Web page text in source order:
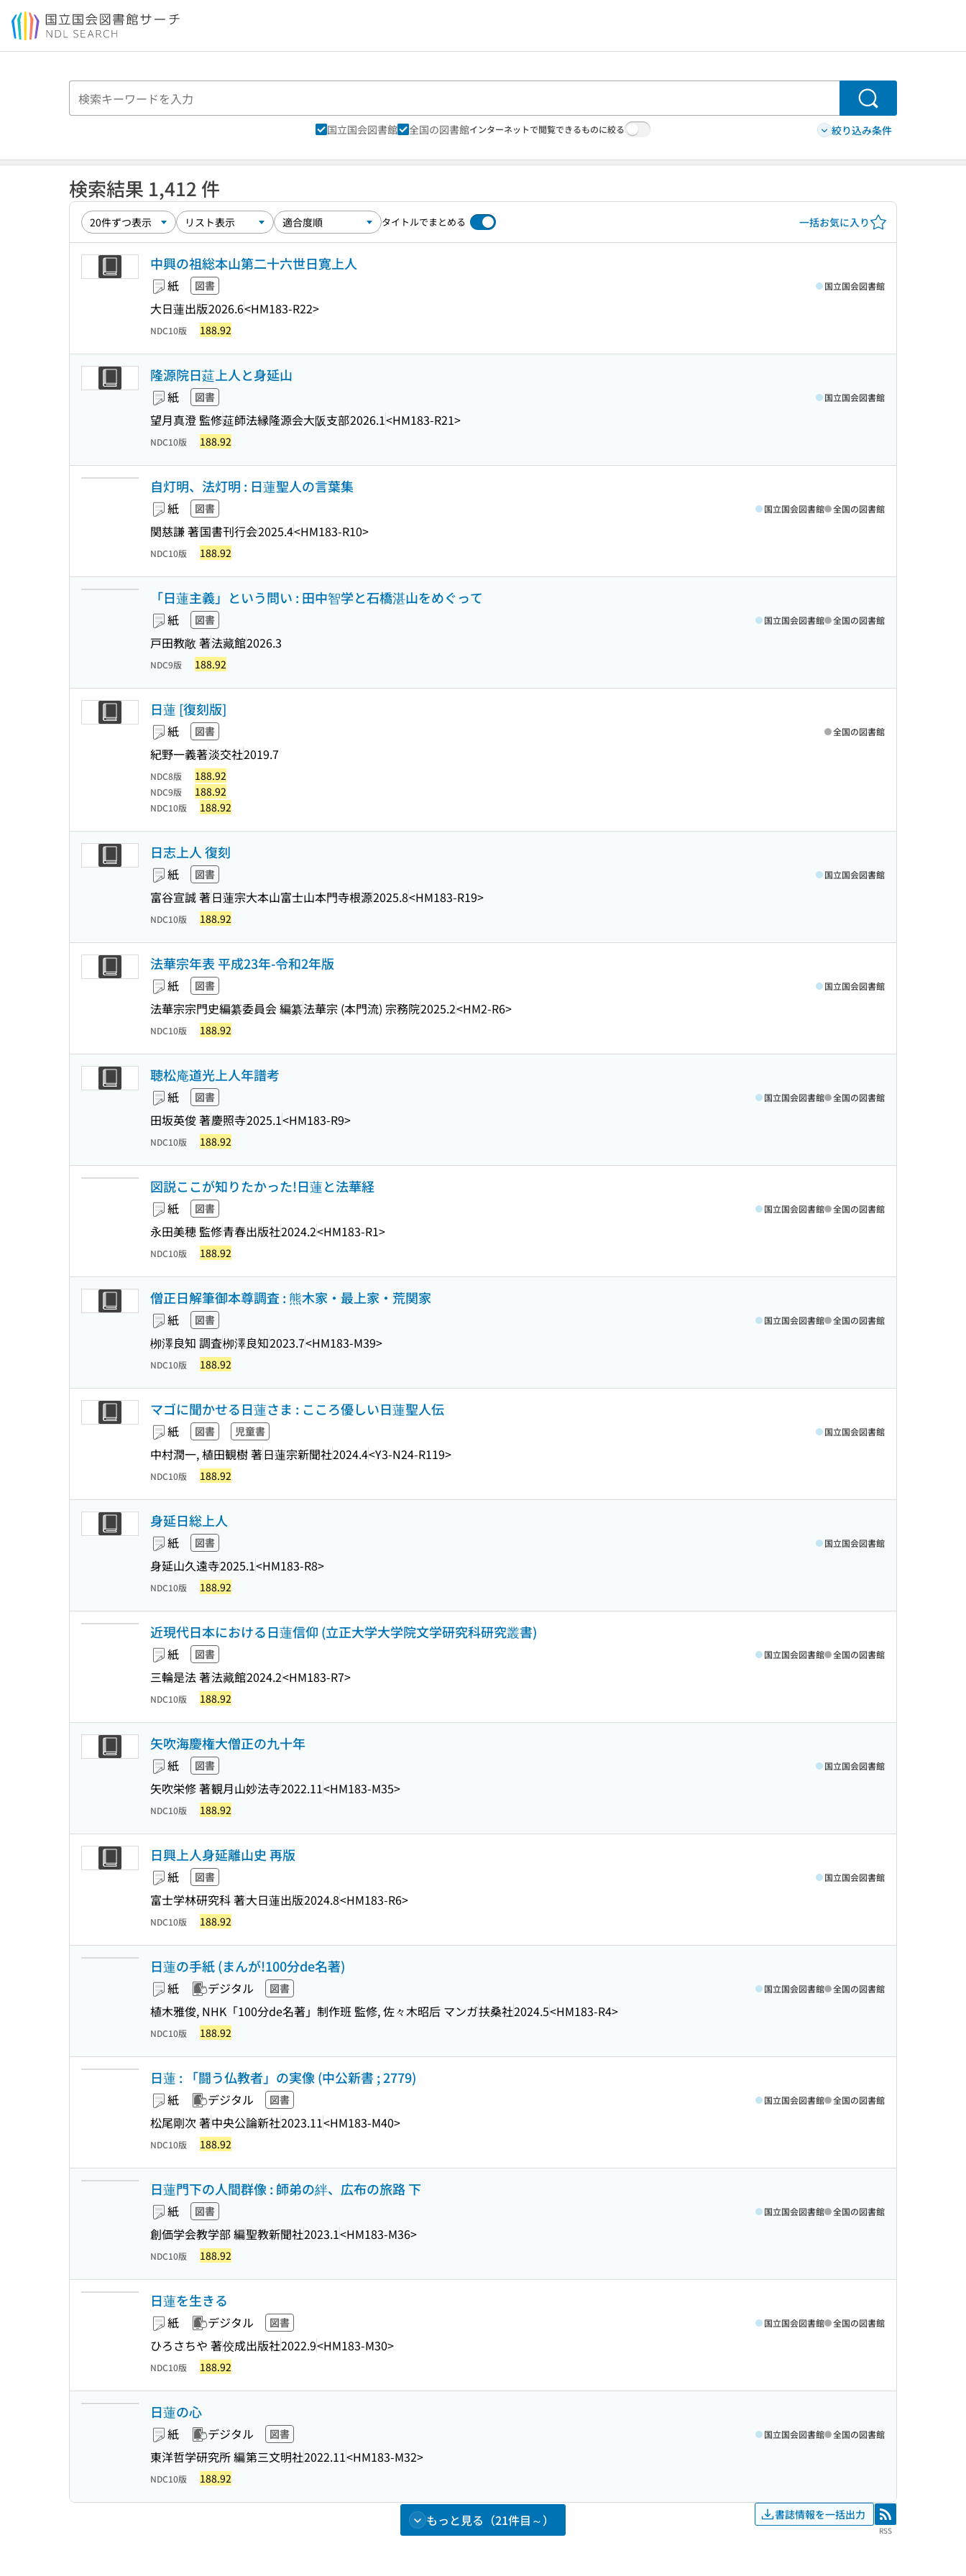
本文へ移動
検索
国立国会図書館 全国の図書館インターネットで閲覧できるものに絞る 絞り込み条件
検索結果 1,412 件
タイトルでまとめる 一括お気に入り
中興の祖総本山第二十六世日寛上人
紙 図書
大日蓮出版2026.6<HM183-R22>
国立国会図書館
NDC10版 188.92
隆源院日莚上人と身延山
紙 図書
望月真澄 監修莚師法縁隆源会大阪支部2026.1<HM183-R21>
国立国会図書館
NDC10版 188.92
自灯明、法灯明 : 日蓮聖人の言葉集
紙 図書
関慈謙 著国書刊行会2025.4<HM183-R10>
国立国会図書館 全国の図書館
NDC10版 188.92
「日蓮主義」という問い : 田中智学と石橋湛山をめぐって
紙 図書
戸田教敞 著法藏館2026.3
国立国会図書館 全国の図書館
NDC9版 188.92
日蓮 [復刻版]
紙 図書
紀野一義著淡交社2019.7
全国の図書館
NDC8版 188.92
NDC9版 188.92
NDC10版 188.92
日志上人 復刻
紙 図書
富谷宣誠 著日蓮宗大本山富士山本門寺根源2025.8<HM183-R19>
国立国会図書館
NDC10版 188.92
法華宗年表 平成23年-令和2年版
紙 図書
法華宗宗門史編纂委員会 編纂法華宗 (本門流) 宗務院2025.2<HM2-R6>
国立国会図書館
NDC10版 188.92
聴松庵道光上人年譜考
紙 図書
田坂英俊 著慶照寺2025.1<HM183-R9>
国立国会図書館 全国の図書館
NDC10版 188.92
図説ここが知りたかった!日蓮と法華経
紙 図書
永田美穂 監修青春出版社2024.2<HM183-R1>
国立国会図書館 全国の図書館
NDC10版 188.92
僧正日解筆御本尊調査 : 熊木家・最上家・荒関家
紙 図書
栁澤良知 調査栁澤良知2023.7<HM183-M39>
国立国会図書館 全国の図書館
NDC10版 188.92
マゴに聞かせる日蓮さま : こころ優しい日蓮聖人伝
紙 図書 児童書
中村潤一, 植田観樹 著日蓮宗新聞社2024.4<Y3-N24-R119>
国立国会図書館
NDC10版 188.92
身延日総上人
紙 図書
身延山久遠寺2025.1<HM183-R8>
国立国会図書館
NDC10版 188.92
近現代日本における日蓮信仰 (立正大学大学院文学研究科研究叢書)
紙 図書
三輪是法 著法藏館2024.2<HM183-R7>
国立国会図書館 全国の図書館
NDC10版 188.92
矢吹海慶権大僧正の九十年
紙 図書
矢吹栄修 著観月山妙法寺2022.11<HM183-M35>
国立国会図書館
NDC10版 188.92
日興上人身延離山史 再版
紙 図書
富士学林研究科 著大日蓮出版2024.8<HM183-R6>
国立国会図書館
NDC10版 188.92
日蓮の手紙 (まんが!100分de名著)
紙 デジタル 図書
植木雅俊, NHK「100分de名著」制作班 監修, 佐々木昭后 マンガ扶桑社2024.5<HM183-R4>
国立国会図書館 全国の図書館
NDC10版 188.92
日蓮 : 「闘う仏教者」の実像 (中公新書 ; 2779)
紙 デジタル 図書
松尾剛次 著中央公論新社2023.11<HM183-M40>
国立国会図書館 全国の図書館
NDC10版 188.92
日蓮門下の人間群像 : 師弟の絆、広布の旅路 下
紙 図書
創価学会教学部 編聖教新聞社2023.1<HM183-M36>
国立国会図書館 全国の図書館
NDC10版 188.92
日蓮を生きる
紙 デジタル 図書
ひろさちや 著佼成出版社2022.9<HM183-M30>
国立国会図書館 全国の図書館
NDC10版 188.92
日蓮の心
紙 デジタル 図書
東洋哲学研究所 編第三文明社2022.11<HM183-M32>
国立国会図書館 全国の図書館
NDC10版 188.92
もっと見る（21件目～） 書誌情報を一括出力 RSS
RSS